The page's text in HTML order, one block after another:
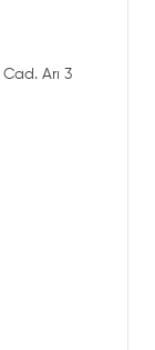
Arı 3